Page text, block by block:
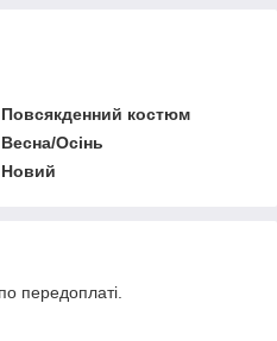
Повсякденний костюм
Весна/Осінь
Новий
передоплаті.